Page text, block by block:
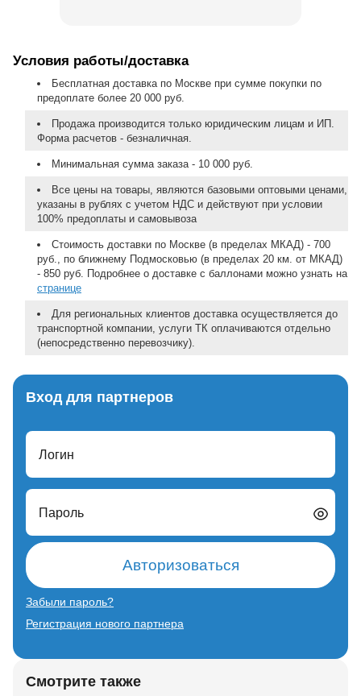
Условия работы/доставка
Бесплатная доставка по Москве при сумме покупки по
предоплате более 20 000 руб.
Продажа производится только юридическим лицам и ИП.
Форма расчетов - безналичная.
Минимальная сумма заказа - 10 000 руб.
Все цены на товары, являются базовыми оптовыми ценами,
указаны в рублях с учетом НДС и действуют при условии
100% предоплаты и самовывоза
Стоимость доставки по Москве (в пределах МКАД) - 700
руб., по ближнему Подмосковью (в пределах 20 км. от МКАД)
- 850 руб. Подробнее о доставке с баллонами можно узнать на
странице
Для региональных клиентов доставка осуществляется до
транспортной компании, услуги ТК оплачиваются отдельно
(непосредственно перевозчику).
Вход для партнеров
Логин
Пароль
Авторизоваться
Забыли пароль?
Регистрация нового партнера
Смотрите также